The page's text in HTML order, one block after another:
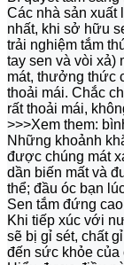
Các nhà sản xuất
nhất, khi sở hữu
trải nghiệm tắm
tay sen và vòi xả)
mát, thưởng thức
thoải mái. Chắc
rất thoải mái,
>>>Xem them:
Những khoảnh
được chúng mát
dần biến mất và
thể; đầu óc bạn
Sen tắm đứng
Khi tiếp xúc với
sẽ bị gỉ sét, chất
đến sức khỏe của